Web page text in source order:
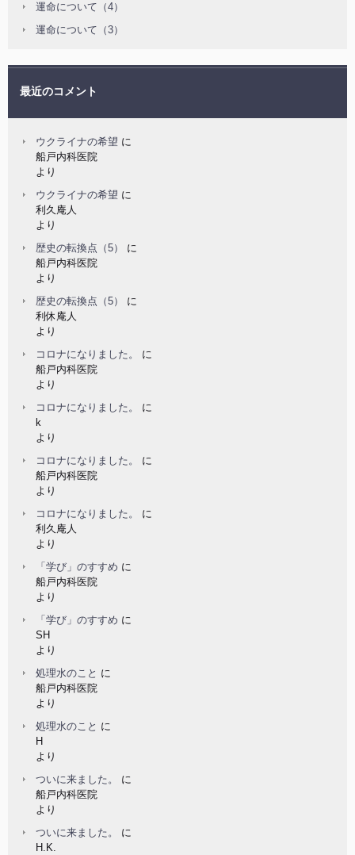
運命について（4）
運命について（3）
最近のコメント
ウクライナの希望 に
船戸内科医院
より
ウクライナの希望 に
利久庵人
より
歴史の転換点（5）
に
船戸内科医院
より
歴史の転換点（5）
に
利休庵人
より
コロナになりました。
に
船戸内科医院
より
コロナになりました。
に
k
より
コロナになりました。
に
船戸内科医院
より
コロナになりました。
に
利久庵人
より
「学び」のすすめ に
船戸内科医院
より
「学び」のすすめ に
SH
より
処理水のこと に
船戸内科医院
より
処理水のこと に
H
より
ついに来ました。
に
船戸内科医院
より
ついに来ました。
に
H.K.